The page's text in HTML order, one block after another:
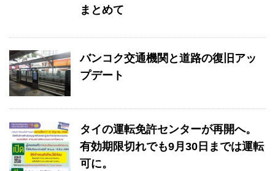
まとめて
バンコク交通機関と道路の復旧アッ
プデート
タイの運転免許センターが再開へ。
有効期限切れでも9月30日までは運転
可に。